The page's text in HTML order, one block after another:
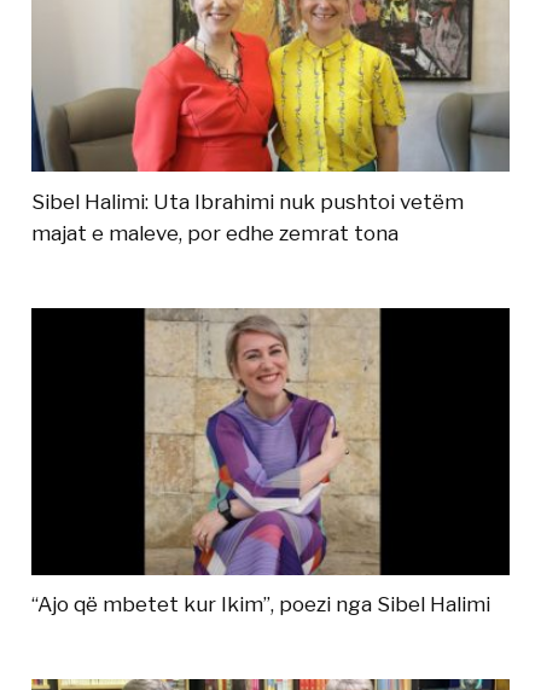
Sibel Halimi: Uta Ibrahimi nuk pushtoi vetëm
majat e maleve, por edhe zemrat tona
“Ajo që mbetet kur Ikim”, poezi nga Sibel Halimi